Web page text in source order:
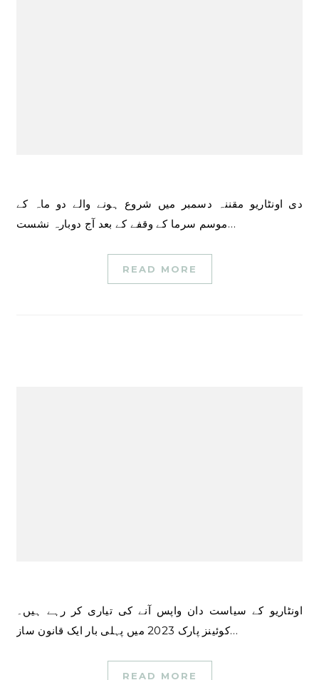
دی اونٹاریو مقننہ دسمبر میں شروع ہونے والے دو ماہ کے
موسم سرما کے وقفے کے بعد آج دوبارہ نشست…
READ MORE
اونٹاریو کے سیاست دان واپس آنے کی تیاری کر رہے ہیں۔
کوئینز پارک 2023 میں پہلی بار ایک قانون ساز…
READ MORE